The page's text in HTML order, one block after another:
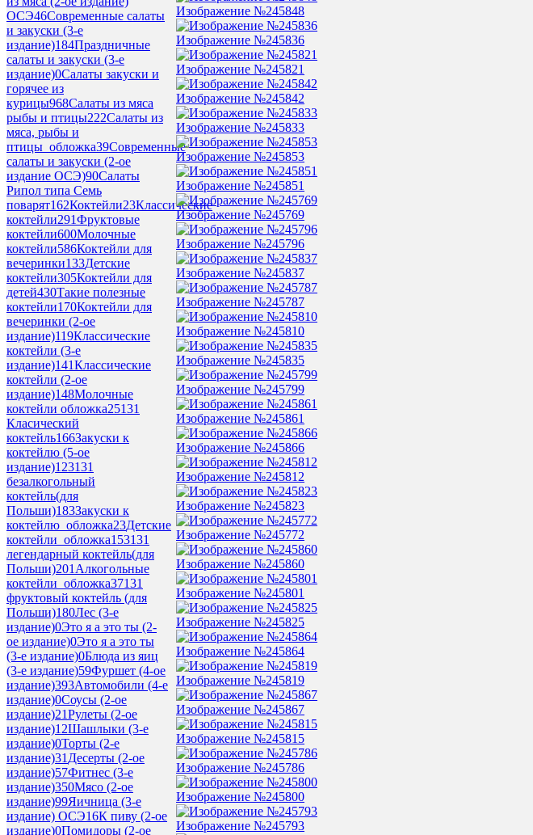
ОСЭ46Современные салаты
и закуски (3-е
издание)184Праздничные
салаты и закуски (3-е
издание)0Салаты закуски и
горячее из
курицы968Салаты из мяса
рыбы и птицы222Салаты из
мяса, рыбы и
птицы_обложка39Современные
салаты и закуски (2-ое
издание ОСЭ)90Салаты
Рипол типа Семь
поварят162Коктейли23Классические
коктейли291Фруктовые
коктейли600Молочные
коктейли586Коктейли для
вечеринки133Детские
коктейли305Коктейли для
детей430Такие полезные
коктейли170Коктейли для
вечеринки (2-ое
издание)119Классические
коктейли (3-е
издание)141Классические
коктейли (2-ое
издание)148Молочные
коктейли обложка25131
Класический
коктейль166Закуски к
коктейлю (5-ое
издание)123131
безалкогольный
коктейль(для
Польши)183Закуски к
коктейлю_обложка23Детские
коктейли_обложка153131
легендарный коктейль(для
Польши)201Алкогольные
коктейли_обложка37131
фруктовый коктейль (для
Польши)180Лес (3-е
издание)0Это я а это ты (2-
ое издание)0Это я а это ты
(3-е издание)0Блюда из яиц
(3-е издание)59Фуршет (4-ое
издание)393Автомобили (4-е
издание)0Соусы (2-ое
издание)21Рулеты (2-ое
издание)12Шашлыки (3-е
издание)0Торты (2-е
издание)31Десерты (2-ое
издание)57Фитнес (3-е
издание)350Мясо (2-ое
издание)99Яичница (3-е
издание) ОСЭ16К пиву (2-ое
издание)0Помидоры (2-ое
Изображение №245848
Изображение №245836
Изображение №245821
Изображение №245842
Изображение №245833
Изображение №245853
Изображение №245851
Изображение №245769
Изображение №245796
Изображение №245837
Изображение №245787
Изображение №245810
Изображение №245835
Изображение №245799
Изображение №245861
Изображение №245866
Изображение №245812
Изображение №245823
Изображение №245772
Изображение №245860
Изображение №245801
Изображение №245825
Изображение №245864
Изображение №245819
Изображение №245867
Изображение №245815
Изображение №245786
Изображение №245800
Изображение №245793